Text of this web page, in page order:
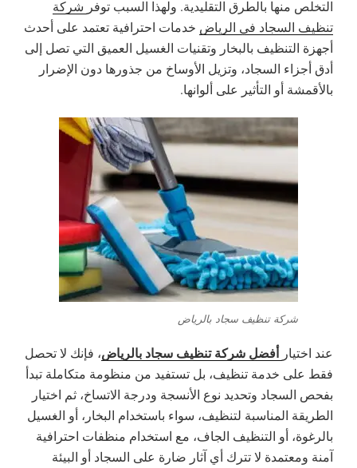
التخلص منها بالطرق التقليدية. ولهذا السبب توفر شركة
تنظيف السجاد في الرياض خدمات احترافية تعتمد على أحدث
أجهزة التنظيف بالبخار وتقنيات الغسيل العميق التي تصل إلى
أدق أجزاء السجاد، وتزيل الأوساخ من جذورها دون الإضرار
بالأقمشة أو التأثير على ألوانها.
شركة تنظيف سجاد بالرياض
عند اختيار أفضل شركة تنظيف سجاد بالرياض، فإنك لا تحصل
فقط على خدمة تنظيف، بل تستفيد من منظومة متكاملة تبدأ
بفحص السجاد وتحديد نوع الأنسجة ودرجة الاتساخ، ثم اختيار
الطريقة المناسبة لتنظيف، سواء باستخدام البخار، أو الغسيل
بالرغوة، أو التنظيف الجاف، مع استخدام منظفات احترافية
آمنة ومعتمدة لا تترك أي آثار ضارة على السجاد أو البيئة